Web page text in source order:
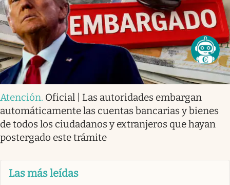
Atención. Oficial | Las autoridades embargan
automáticamente las cuentas bancarias y bienes
de todos los ciudadanos y extranjeros que hayan
postergado este trámite
Las más leídas